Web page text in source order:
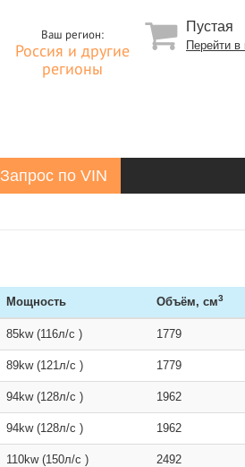
Ваш регион:
Россия и другие
регионы
Пустая
Перейти в
Запрос по VIN
Мощность Объём, см3
85kw (116л/с ) 1779
89kw (121л/с ) 1779
94kw (128л/с ) 1962
94kw (128л/с ) 1962
110kw (150л/с ) 2492